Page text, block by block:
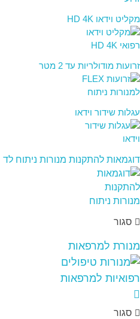
מקליט וידאו HD 4K
זרועות מודולריות עד 2 מטר
עגלות שידור וידאו
דוגמאות להתקנות מנורות ניתוח לד
סגור
מנורת למרפאות
סגור